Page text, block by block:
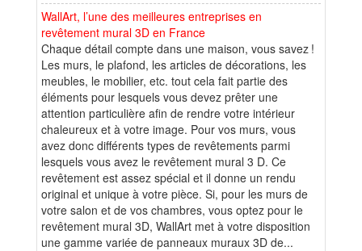
WallArt, l’une des meilleures entreprises en
revêtement mural 3D en France
Chaque détail compte dans une maison, vous savez !
Les murs, le plafond, les articles de décorations, les
meubles, le mobilier, etc. tout cela fait partie des
éléments pour lesquels vous devez prêter une
attention particulière afin de rendre votre intérieur
chaleureux et à votre image. Pour vos murs, vous
avez donc différents types de revêtements parmi
lesquels vous avez le revêtement mural 3 D. Ce
revêtement est assez spécial et il donne un rendu
original et unique à votre pièce. Si, pour les murs de
votre salon et de vos chambres, vous optez pour le
revêtement mural 3D, WallArt met à votre disposition
une gamme variée de panneaux muraux 3D de...